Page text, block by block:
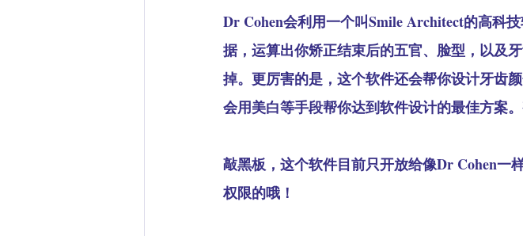
Dr Cohen会利用一个叫Smile Architect的高科
据，运算出你矫正结束后的五官、脸型，以及
掉。更厉害的是，这个软件还会帮你设计牙齿
会用美白等手段帮你达到软件设计的最佳方案
敲黑板，这个软件目前只开放给像Dr Cohen一
权限的哦！